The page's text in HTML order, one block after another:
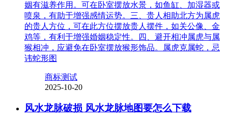
姻有滋养作用。可在卧室摆放水景，如鱼缸、加湿器或
喷泉，有助于增强感情运势。三、贵人相助北方为属虎
的贵人方位，可在此方位摆放贵人摆件，如关公像、金
鸡等，有利于增强婚姻稳定性。四、避开相冲属虎与属
猴相冲，应避免在卧室摆放猴形饰品。属虎克属蛇，忌
讳蛇形图
商标测试
2025-10-20
风水龙脉破损 风水龙脉地图要怎么下载